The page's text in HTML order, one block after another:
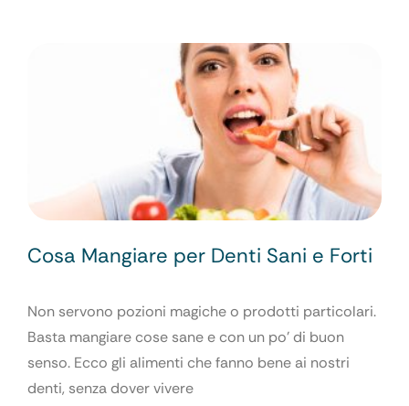
Cosa Mangiare per Denti Sani e Forti
Non servono pozioni magiche o prodotti particolari.
Basta mangiare cose sane e con un po’ di buon
senso. Ecco gli alimenti che fanno bene ai nostri
denti, senza dover vivere